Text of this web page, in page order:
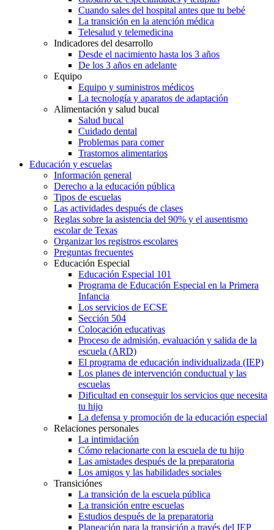
Cuando sales del hospital antes que tu bebé
La transición en la atención médica
Telesalud y telemedicina
Indicadores del desarrollo
Desde el nacimiento hasta los 3 años
De los 3 años en adelante
Equipo
Equipo y suministros médicos
La tecnología y aparatos de adaptación
Alimentación y salud bucal
Salud bucal
Cuidado dental
Problemas para comer
Trastornos alimentarios
Educación y escuelas
Información general
Derecho a la educación pública
Tipos de escuelas
Las actividades después de clases
Reglas sobre la asistencia del 90% y el ausentismo
escolar de Texas
Organizar los registros escolares
Preguntas frecuentes
Educación Especial
Educación Especial 101
Programa de Educación Especial en la Primera
Infancia
Los servicios de ECSE
Sección 504
Colocación educativas
Proceso de admisión, evaluación y salida de la
escuela (ARD)
El programa de educación individualizada (IEP)
Los planes de intervención conductual y las
escuelas
Dificultad en conseguir los servicios que necesita
tu hijo
La defensa y promoción de la educación especial
Relaciones personales
La intimidación
Cómo relacionarte con la escuela de tu hijo
Las amistades después de la preparatoria
Los amigos y las habilidades sociales
Transiciónes
La transición de la escuela pública
La transición entre escuelas
Estudios después de la preparatoria
Planeación para la transición a través del IEP